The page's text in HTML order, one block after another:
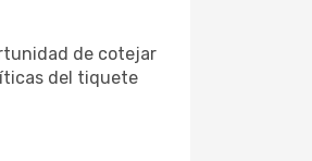
de cotejar
del tiquete